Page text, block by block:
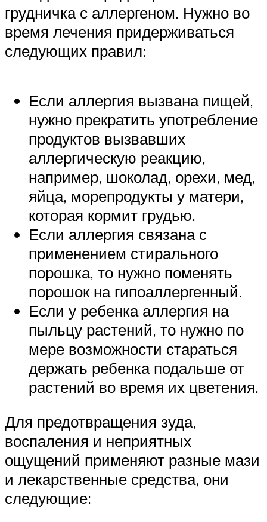
грудничка с аллергеном. Нужно во
время лечения придерживаться
следующих правил:
Если аллергия вызвана пищей,
нужно прекратить употребление
продуктов вызвавших
аллергическую реакцию,
например, шоколад, орехи, мед,
яйца, морепродукты у матери,
которая кормит грудью.
Если аллергия связана с
применением стирального
порошка, то нужно поменять
порошок на гипоаллергенный.
Если у ребенка аллергия на
пыльцу растений, то нужно по
мере возможности стараться
держать ребенка подальше от
растений во время их цветения.
Для предотвращения зуда,
воспаления и неприятных
ощущений применяют разные мази
и лекарственные средства, они
следующие: